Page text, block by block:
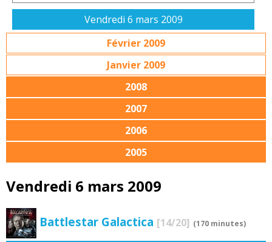
Vendredi 6 mars 2009
Février 2009
Janvier 2009
2008
2007
2006
2005
Vendredi 6 mars 2009
Battlestar Galactica [14/20] (170 minutes)